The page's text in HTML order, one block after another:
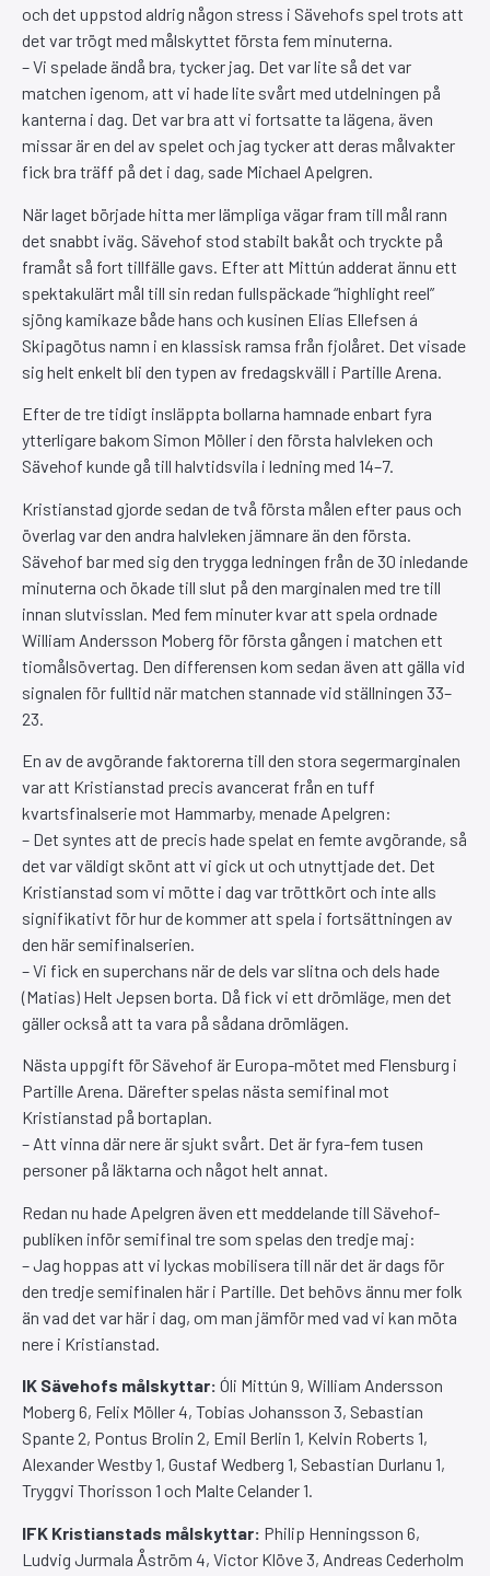
och det uppstod aldrig någon stress i Sävehofs spel trots att
det var trögt med målskyttet första fem minuterna.
– Vi spelade ändå bra, tycker jag. Det var lite så det var
matchen igenom, att vi hade lite svårt med utdelningen på
kanterna i dag. Det var bra att vi fortsatte ta lägena, även
missar är en del av spelet och jag tycker att deras målvakter
fick bra träff på det i dag, sade Michael Apelgren.
När laget började hitta mer lämpliga vägar fram till mål rann
det snabbt iväg. Sävehof stod stabilt bakåt och tryckte på
framåt så fort tillfälle gavs. Efter att Mittún adderat ännu ett
spektakulärt mål till sin redan fullspäckade “highlight reel”
sjöng kamikaze både hans och kusinen Elias Ellefsen á
Skipagötus namn i en klassisk ramsa från fjolåret. Det visade
sig helt enkelt bli den typen av fredagskväll i Partille Arena.
Efter de tre tidigt insläppta bollarna hamnade enbart fyra
ytterligare bakom Simon Möller i den första halvleken och
Sävehof kunde gå till halvtidsvila i ledning med 14–7.
Kristianstad gjorde sedan de två första målen efter paus och
överlag var den andra halvleken jämnare än den första.
Sävehof bar med sig den trygga ledningen från de 30 inledande
minuterna och ökade till slut på den marginalen med tre till
innan slutvisslan. Med fem minuter kvar att spela ordnade
William Andersson Moberg för första gången i matchen ett
tiomålsövertag. Den differensen kom sedan även att gälla vid
signalen för fulltid när matchen stannade vid ställningen 33–
23.
En av de avgörande faktorerna till den stora segermarginalen
var att Kristianstad precis avancerat från en tuff
kvartsfinalserie mot Hammarby, menade Apelgren:
– Det syntes att de precis hade spelat en femte avgörande, så
det var väldigt skönt att vi gick ut och utnyttjade det. Det
Kristianstad som vi mötte i dag var tröttkört och inte alls
signifikativt för hur de kommer att spela i fortsättningen av
den här semifinalserien.
– Vi fick en superchans när de dels var slitna och dels hade
(Matias) Helt Jepsen borta. Då fick vi ett drömläge, men det
gäller också att ta vara på sådana drömlägen.
Nästa uppgift för Sävehof är Europa-mötet med Flensburg i
Partille Arena. Därefter spelas nästa semifinal mot
Kristianstad på bortaplan.
– Att vinna där nere är sjukt svårt. Det är fyra-fem tusen
personer på läktarna och något helt annat.
Redan nu hade Apelgren även ett meddelande till Sävehof-
publiken inför semifinal tre som spelas den tredje maj:
– Jag hoppas att vi lyckas mobilisera till när det är dags för
den tredje semifinalen här i Partille. Det behövs ännu mer folk
än vad det var här i dag, om man jämför med vad vi kan möta
nere i Kristianstad.
IK Sävehofs målskyttar: Óli Mittún 9, William Andersson
Moberg 6, Felix Möller 4, Tobias Johansson 3, Sebastian
Spante 2, Pontus Brolin 2, Emil Berlin 1, Kelvin Roberts 1,
Alexander Westby 1, Gustaf Wedberg 1, Sebastian Durlanu 1,
Tryggvi Thorisson 1 och Malte Celander 1.
IFK Kristianstads målskyttar: Philip Henningsson 6,
Ludvig Jurmala Åström 4, Victor Klöve 3, Andreas Cederholm